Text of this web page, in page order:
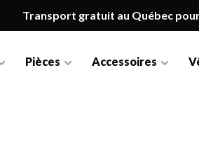
Transport gratuit au Québec
Pièces Accessoires